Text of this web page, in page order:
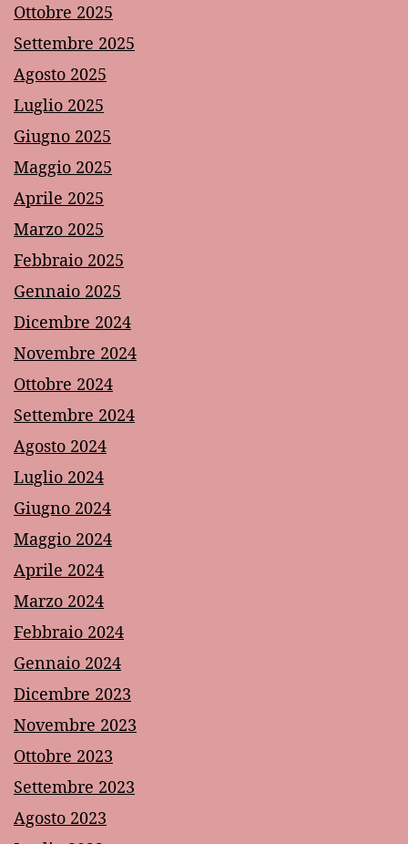
Ottobre 2025
Settembre 2025
Agosto 2025
Luglio 2025
Giugno 2025
Maggio 2025
Aprile 2025
Marzo 2025
Febbraio 2025
Gennaio 2025
Dicembre 2024
Novembre 2024
Ottobre 2024
Settembre 2024
Agosto 2024
Luglio 2024
Giugno 2024
Maggio 2024
Aprile 2024
Marzo 2024
Febbraio 2024
Gennaio 2024
Dicembre 2023
Novembre 2023
Ottobre 2023
Settembre 2023
Agosto 2023